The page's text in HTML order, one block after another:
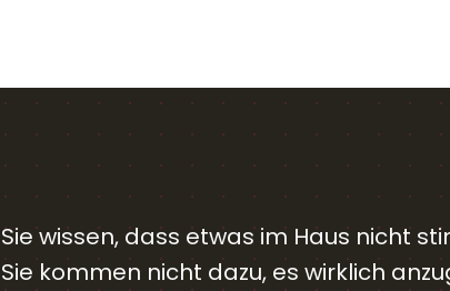
Sie wissen, dass etwas im Haus nicht
Sie kommen nicht dazu, es wirklich